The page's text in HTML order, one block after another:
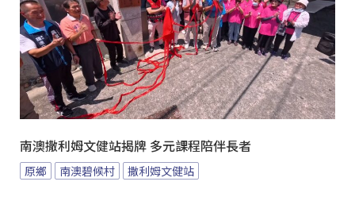
南澳撒利姆文健站揭牌 多元課程陪伴長者
原鄉 南澳碧候村 撒利姆文健站